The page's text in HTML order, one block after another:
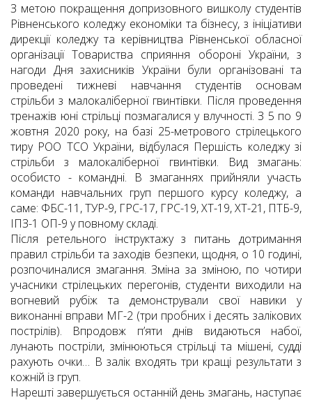
З метою покращення допризовного вишколу студентів
Рівненського коледжу економіки та бізнесу, з ініціативи
дирекції коледжу та керівництва Рівненської обласної
організації Товариства сприяння обороні України, з
нагоди Дня захисників України були організовані та
проведені тижневі навчання студентів основам
стрільби з малокаліберної гвинтівки. Після проведення
тренажів юні стрільці позмагалися у влучності. З 5 по 9
жовтня 2020 року, на базі 25-метрового стрілецького
тиру РОО ТСО України, відбулася Першість коледжу зі
стрільби з малокаліберної гвинтівки. Вид змагань:
особисто - командні. В змаганнях прийняли участь
команди навчальних груп першого курсу коледжу, а
саме: ФБС-11, ТУР-9, ГРС-17, ГРС-19, ХТ-19, ХТ-21, ПТБ-9,
ІПЗ-1 ОП-9 у повному складі.
Після ретельного інструктажу з питань дотримання
правил стрільби та заходів безпеки, щодня, о 10 годині,
розпочиналися змагання. Зміна за зміною, по чотири
учасники стрілецьких перегонів, студенти виходили на
вогневий рубіж та демонстрували свої навики у
виконанні вправи МГ-2 (три пробних і десять залікових
пострілів). Впродовж п’яти днів видаються набої,
лунають постріли, змінюються стрільці та мішені, судді
рахують очки… В залік входять три кращі результати з
кожній із груп.
Нарешті завершується останній день змагань, наступає